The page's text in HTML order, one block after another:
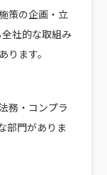
策の企画・立
社的な取組み
ります。
務・コンプラ
部門がありま